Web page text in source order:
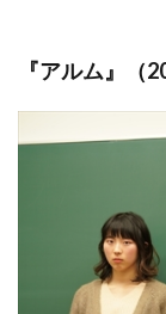
『アルム』（